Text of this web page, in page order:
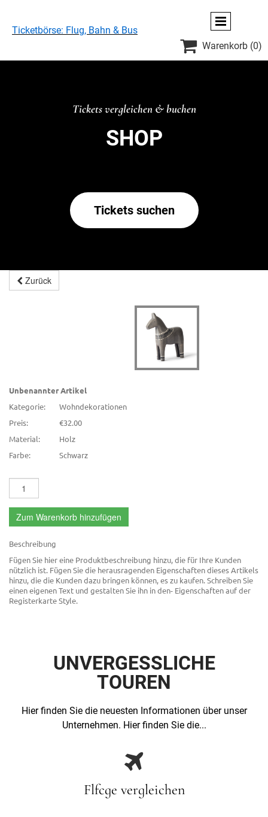
Ticketbörse: Flug, Bahn & Bus
 Warenkorb (0)
Tickets vergleichen & buchen
SHOP
Tickets suchen
Zurück
Unbenannter Artikel
Kategorie:
Wohndekorationen
Preis:
€32.00
Material:
Holz
Farbe:
Schwarz
Zum Warenkorb hinzufügen
Beschreibung
Fügen Sie hier eine Produktbeschreibung hinzu, die für Ihre Kunden
nützlich ist. Fügen Sie die herausragenden Eigenschaften dieses Artikels
hinzu, die die Kunden dazu bringen können, es zu kaufen. Schreiben Sie
einen eigenen Text und gestalten Sie ihn in den- Eigenschaften auf der
Registerkarte Style.
UNVERGESSLICHE
TOUREN
Hier finden Sie die neuesten Informationen über unser
Unternehmen. Hier finden Sie die...

Flfcge vergleichen